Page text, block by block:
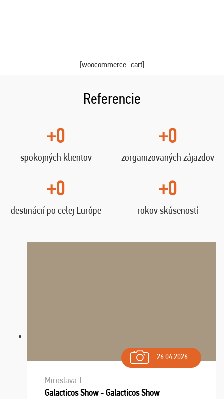
[woocommerce_cart]
Referencie
+0
spokojných klientov
+0
zorganizovaných zájazdov
+0
destinácií po celej Európe
+0
rokov skúseností
26.04.2026
Miroslava T.
Galacticos Show - Galacticos Show